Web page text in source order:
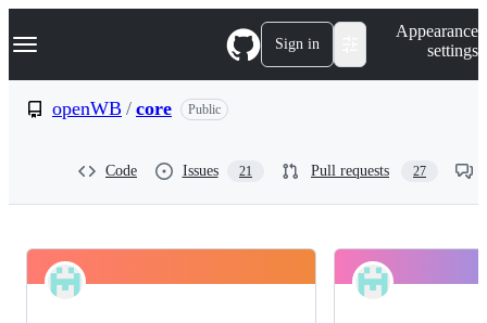
k
p
Navigation Menu Sign in
Appearance
settings
openWB / core Public
Code Issues 21 Pull requests 27
openWB
Pinned